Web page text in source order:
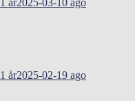
1 år2025-03-10 ago
1 år2025-02-19 ago